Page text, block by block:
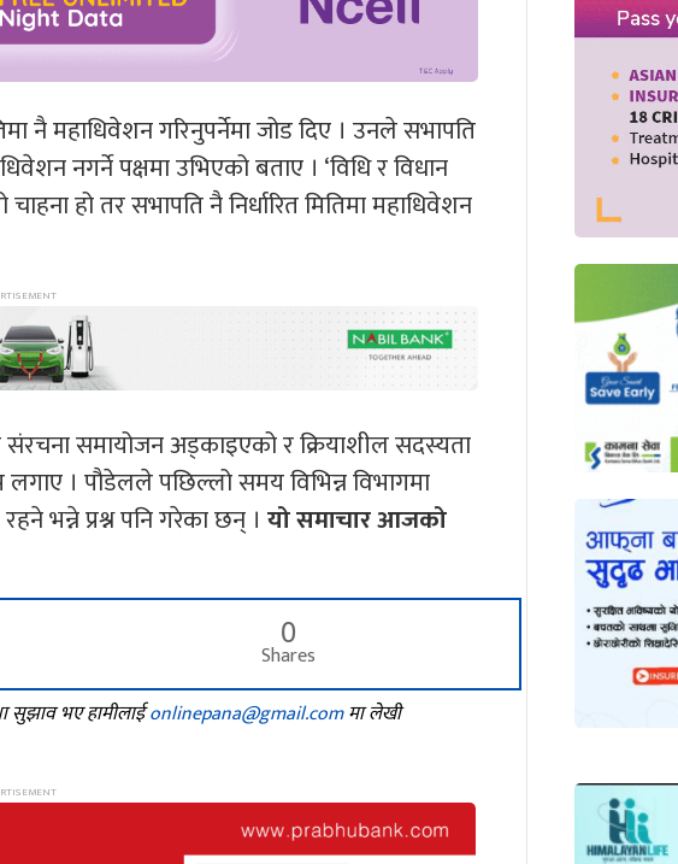
नै महाधिवेशन गरिनुपर्नेमा जोड दिए । उनले सभापति
नगर्ने पक्षमा उभिएको बताए । ‘विधि र विधान
हो तर सभापति नै निर्धारित मितिमा महाधिवेशन
संरचना समायोजन अड्काइएको र क्रियाशील सदस्यता
। पौडेलले पछिल्लो समय विभिन्न विभागमा
भन्ने प्रश्न पनि गरेका छन् । यो समाचार आजको
0
Shares
सुझाव भए हामीलाईonlinepana@gmail.comमा लेखी